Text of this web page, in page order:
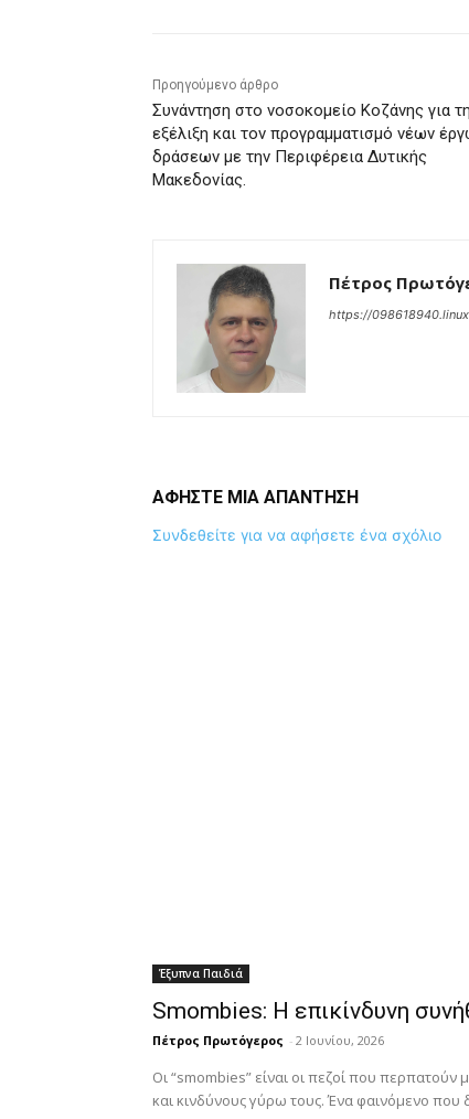
Προηγούμενο άρθρο
Συνάντηση στο νοσοκομείο Κοζάνης για
εξέλιξη και τον προγραμματισμό νέων
δράσεων με την Περιφέρεια Δυτικής
Μακεδονίας.
Πέτρος
https://
ΑΦΗΣΤΕ ΜΙΑ ΑΠΑΝΤΗΣΗ
Συνδεθείτε για να αφήσετε ένα σχόλιο
Έξυπνα Παιδιά
Smombies: Η επικίνδυνη
Πέτρος Πρωτόγερος - 2 Ιουνίου, 2026
Οι “smombies” είναι οι πεζοί που
και κινδύνους γύρω τους. Ένα φαινόμενο που